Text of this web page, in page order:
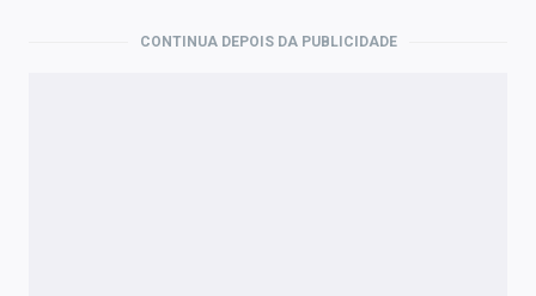
CONTINUA DEPOIS DA PUBLICIDADE